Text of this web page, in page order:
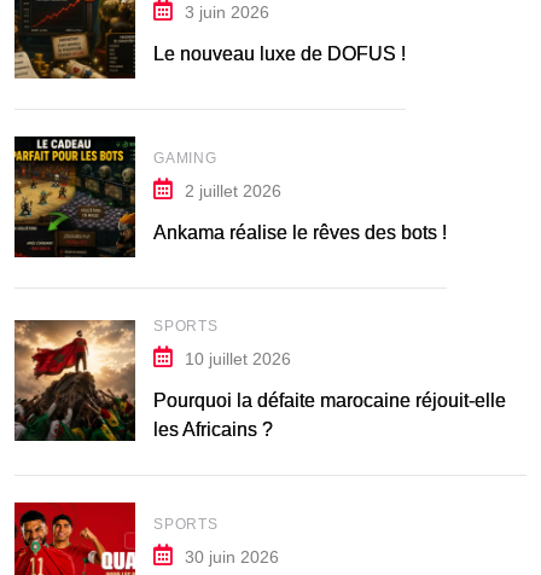
3 juin 2026
Le nouveau luxe de DOFUS !
GAMING
2 juillet 2026
Ankama réalise le rêves des bots !
SPORTS
10 juillet 2026
Pourquoi la défaite marocaine réjouit-elle
les Africains ?
SPORTS
30 juin 2026